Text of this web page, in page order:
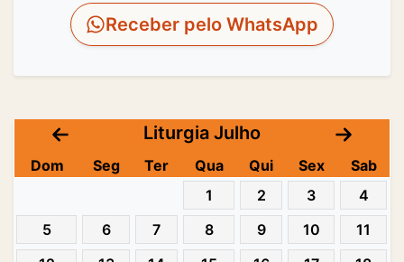
Receber pelo WhatsApp
Liturgia Julho
Dom Seg Ter Qua Qui Sex
Sab
1
2 3
4
5
6 7 8 9 10
11